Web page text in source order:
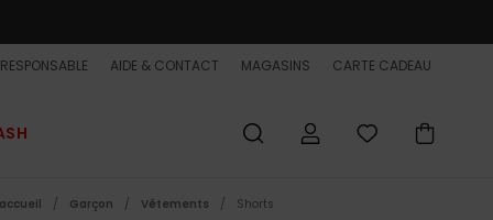
AIDE & CONTACT MAGASINS CARTE CADEAU
Garçon Vêtements Shorts